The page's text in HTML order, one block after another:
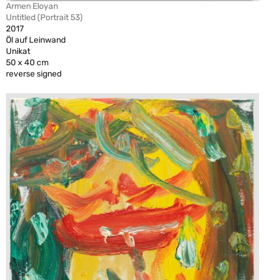
Armen Eloyan
Untitled (Portrait 53)
2017
Öl auf Leinwand
Unikat
50 x 40 cm
reverse signed